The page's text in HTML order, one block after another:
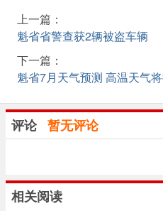
上一篇：
魁省省警查获2辆被盗车辆
下一篇：
魁省7月天气预测 高温天气
评论 暂无评论
相关阅读